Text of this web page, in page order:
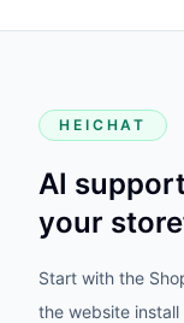
HEICHAT
AI
your
Start with the
the website